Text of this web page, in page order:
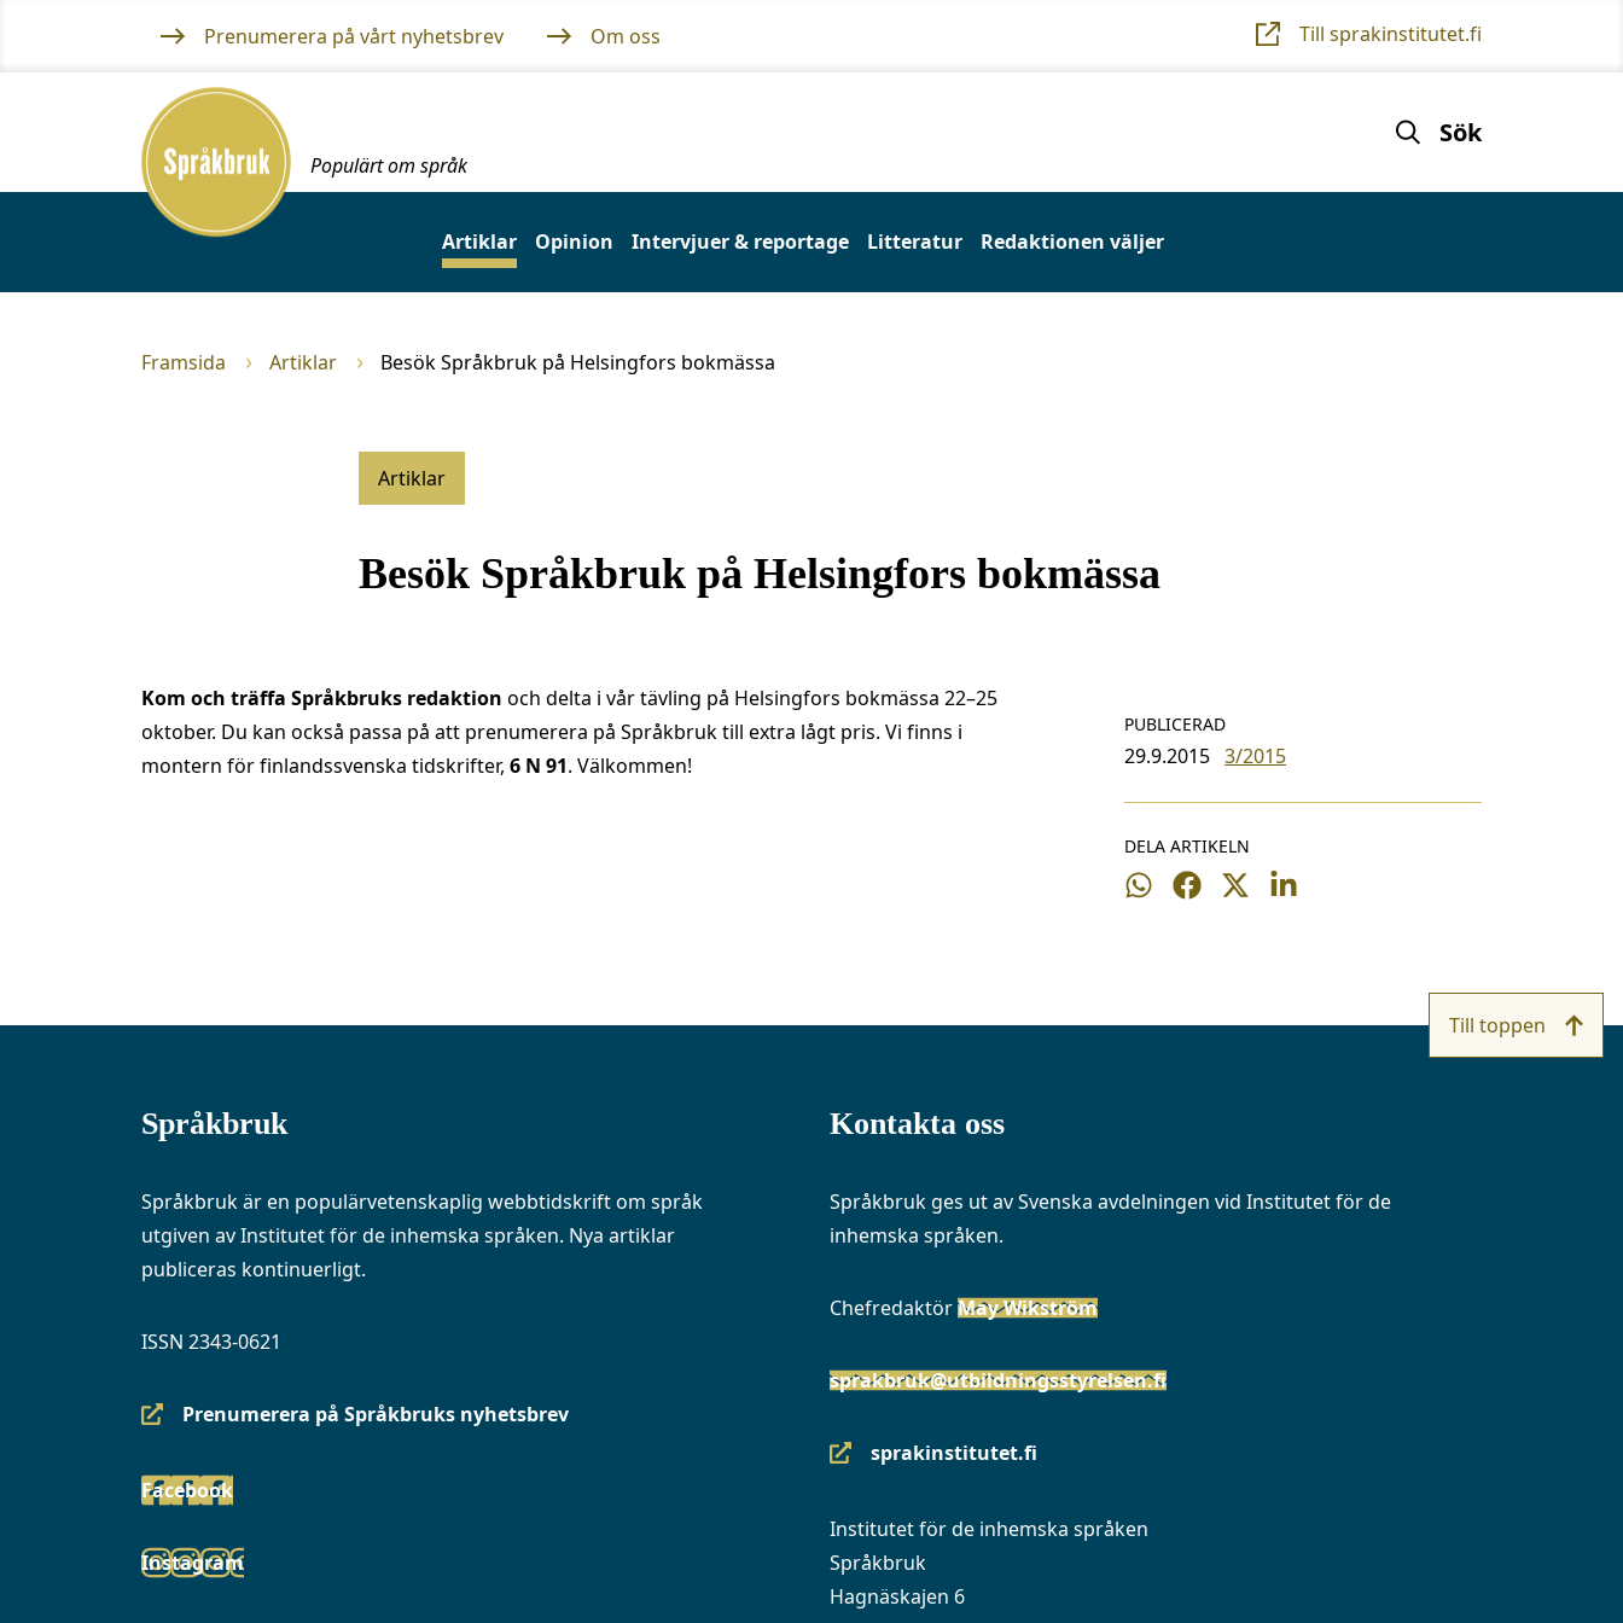
innehållet
Prenumerera på vårt nyhetsbrev Om oss Till sprakinstitutet.fi
Framsida
Populärt om språk
Sök
Artiklar Opinion Intervjuer & reportage Litteratur Redaktionen väljer
Framsida Artiklar Besök Språkbruk på Helsingfors bokmässa
Artiklar
Besök Språkbruk på Helsingfors bokmässa
PUBLICERAD
29.9.2015 3/2015
DELA ARTIKELN
Dela
Dela
Dela
Dela
Kom och träffa Språkbruks redaktion och delta i vår tävling på Helsingfors bokmässa 22–25
oktober. Du kan också passa på att prenumerera på Språkbruk till extra lågt pris. Vi finns i
montern för finlandssvenska tidskrifter, 6 N 91. Välkommen!
Språkbruk
Språkbruk är en populärvetenskaplig webbtidskrift om språk
utgiven av Institutet för de inhemska språken. Nya artiklar
publiceras kontinuerligt.
ISSN 2343-0621
Prenumerera på Språkbruks nyhetsbrev
(siirryt
palveluun)
Facebook
(siirryt
palveluun)
Instagram
(siirryt
Kontakta oss
Språkbruk ges ut av Svenska avdelningen vid Institutet för de
inhemska språken.
ChefredaktörMay Wikström
sprakbruk@utbildningsstyrelsen.fi
sprakinstitutet.fi
(siirryt
palveluun)
Institutet för de inhemska språken
Språkbruk
Hagnäskajen 6
Till toppen